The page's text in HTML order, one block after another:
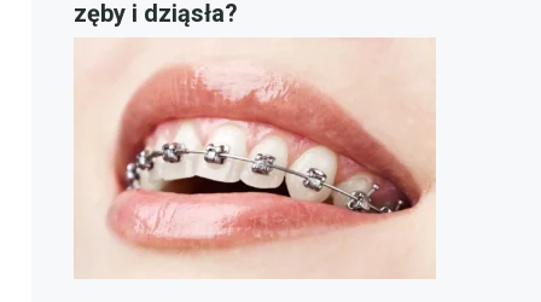
zęby i dziąsła?